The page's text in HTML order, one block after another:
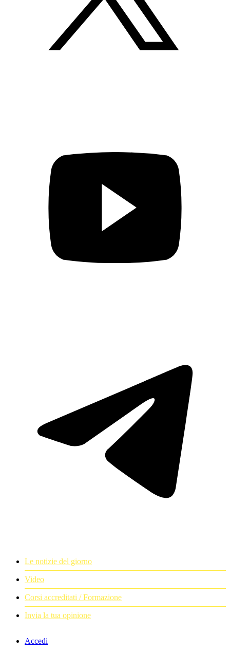
Le notizie del giorno
Video
Corsi accreditati / Formazione
Invia la tua opinione
Accedi